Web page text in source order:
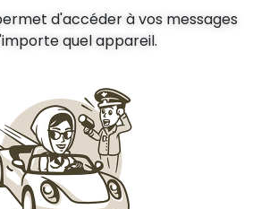
d'accéder à vos messages
quel appareil.